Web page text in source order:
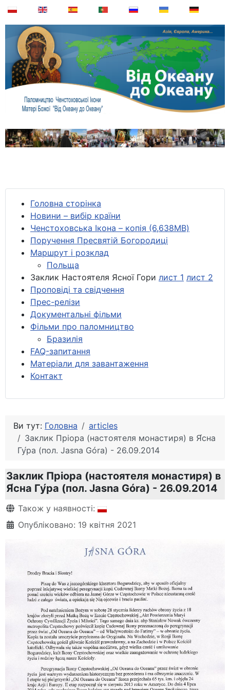
Головна сторінка
Новини – вибір країни
Ченстоховська Ікона – копія (6,638MB)
Поручення Пресвятій Богородиці
Маршрут і розклад
Польща
Заклик Настоятеля Ясної Гори лист 1 лист 2
Проповіді та свідчення
Прес-релізи
Документальні фільми
Фільми про паломництво
Бразилія
FAQ-запитання
Матеріали для завантаження
Контакт
Ви тут: Головна
articles
Заклик Пріора (настоятеля монастиря) в Я́сна
Гу́ра (пол. Jasna Góra) - 26.09.2014
Заклик Пріора (настоятеля монастиря) в
Я́сна Гу́ра (пол. Jasna Góra) - 26.09.2014
Деталі
Також у наявності:
Опубліковано: 19 квітня 2021